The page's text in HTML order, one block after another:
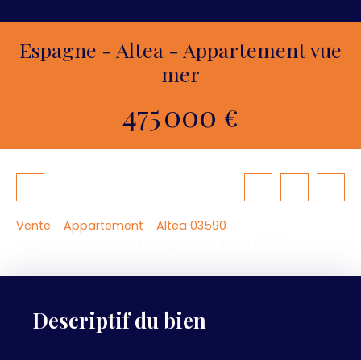
Espagne - Altea - Appartement vue
mer
475 000 €
Vente Appartement
Altea 03590
Descriptif du bien